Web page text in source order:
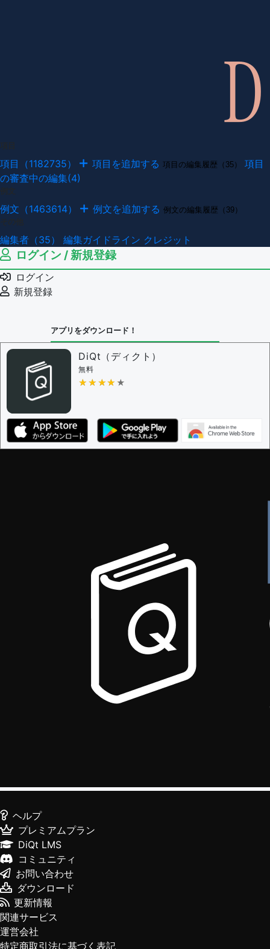
項目（1182735） 項目を追加する 項目の編集履歴（35）
項目
の審査中の編集(4)
例文（1463614） 例文を追加する 例文の編集履歴（39）
編集者（35） 編集ガイドライン クレジット
ログイン / 新規登録
ログイン
新規登録
アプリをダウンロード！
DiQt（ディクト）
無料
★★★★★
★★★★★
ヘルプ
プレミアムプラン
DiQt LMS
コミュニティ
お問い合わせ
ダウンロード
更新情報
関連サービス
運営会社
特定商取引法に基づく表記